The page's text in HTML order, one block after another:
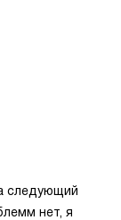
следующий
нет, я